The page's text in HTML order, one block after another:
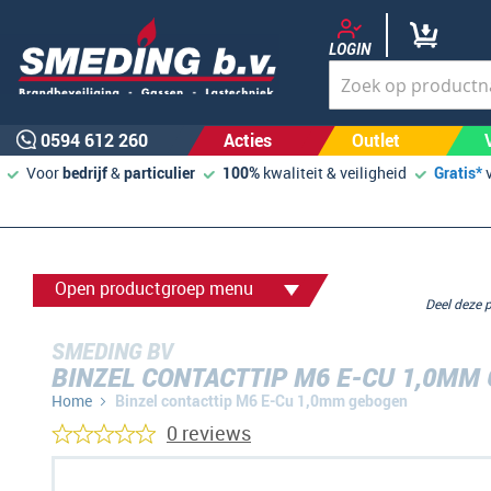
LOGIN
0594 612 260 Acties Outlet
Voorbedrijf&particulier 100% kwaliteit & veiligheid Gratis*
Open productgroep menu
SMEDING BV
BINZEL CONTACTTIP M6 E-CU 1,0MM
Home Binzel contacttip M6 E-Cu 1,0mm gebogen
Deel
0 reviews
Ga